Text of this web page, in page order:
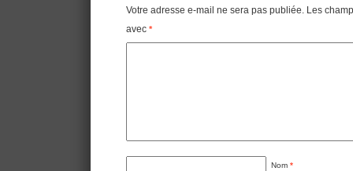
Votre adresse e-mail ne sera pas publiée. Les
avec *
Nom *